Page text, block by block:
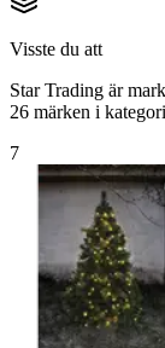
Visste du att
Star Trading är
26 märken i
7